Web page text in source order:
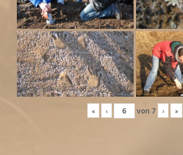
« ‹ von 7 › »